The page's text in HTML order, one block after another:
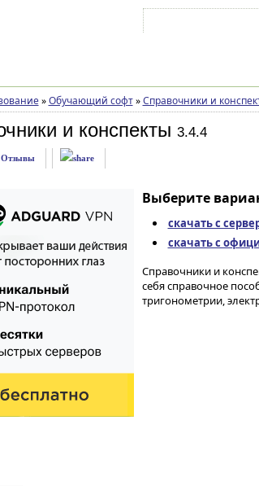
» Обучающий софт » Справочники и
и конспекты 3.4.4
Отзывы
Выберите
скачать с
скачать с
Справочники и
себя справочное
тригонометрии,